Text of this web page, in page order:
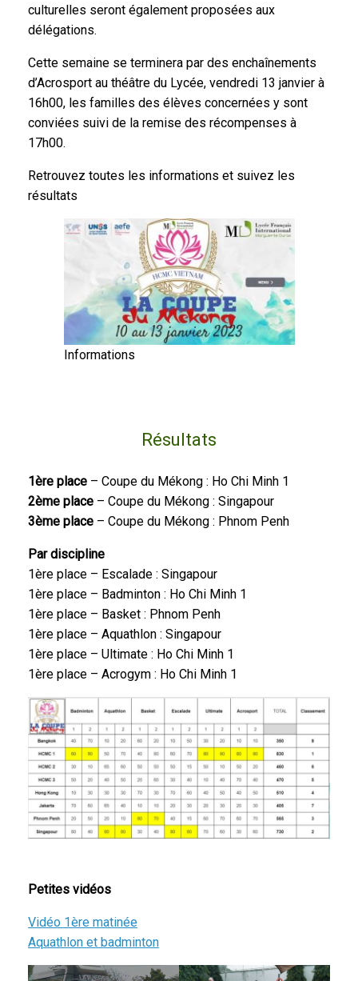
culturelles seront également proposées aux
délégations.
Cette semaine se terminera par des enchaînements
d’Acrosport au théâtre du Lycée, vendredi 13 janvier à
16h00, les familles des élèves concernées y sont
conviées suivi de la remise des récompenses à
17h00.
Retrouvez toutes les informations et suivez les
résultats
Informations
Résultats
1ère place – Coupe du Mékong : Ho Chi Minh 1
2ème place – Coupe du Mékong : Singapour
3ème place – Coupe du Mékong : Phnom Penh
Par discipline
1ère place – Escalade : Singapour
1ère place – Badminton : Ho Chi Minh 1
1ère place – Basket : Phnom Penh
1ère place – Aquathlon : Singapour
1ère place – Ultimate : Ho Chi Minh 1
1ère place – Acrogym : Ho Chi Minh 1
Petites vidéos
Vidéo 1ère matinée
Aquathlon et badminton